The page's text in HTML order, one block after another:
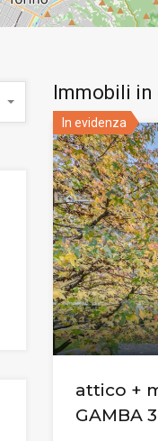
Immobili in
In evidenza
attico +
GAMBA